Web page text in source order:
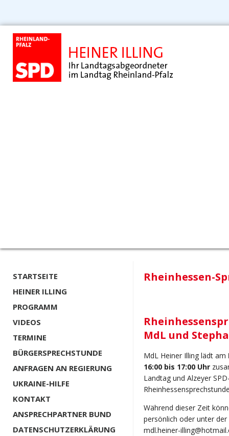
STARTSEITE
HEINER ILLING
PROGRAMM
VIDEOS
TERMINE
BÜRGERSPRECHSTUNDE
ANFRAGEN AN REGIERUNG
UKRAINE-HILFE
KONTAKT
ANSPRECHPARTNER BUND
DATENSCHUTZERKLÄRUNG
Rheinhessen-
MdL und
MdL Heiner Illing lädt am
16:00 bis 17:00 Uhr
Landtag und Alzeyer
Während dieser Zeit
persönlich oder unter
mdl.heiner-